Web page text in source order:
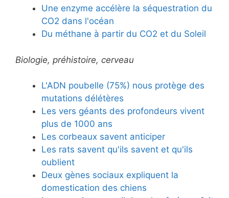
Une enzyme accélère la séquestration du
CO2 dans l'océan
Du méthane à partir du CO2 et du Soleil
Biologie, préhistoire, cerveau
L'ADN poubelle (75%) nous protège des
mutations délétères
Les vers géants des profondeurs vivent
plus de 1000 ans
Les corbeaux savent anticiper
Les rats savent qu'ils savent et qu'ils
oublient
Deux gènes sociaux expliquent la
domestication des chiens